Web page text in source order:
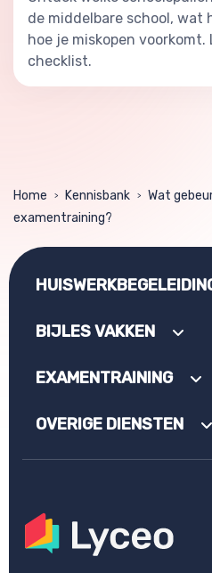
de middelbare school, wat
hoe je miskopen voorkomt.
checklist.
Home > Kennisbank >
Wat
examentraining?
BIJLES VAKKEN
EXAMENTRAINING
OVERIGE DIENSTEN